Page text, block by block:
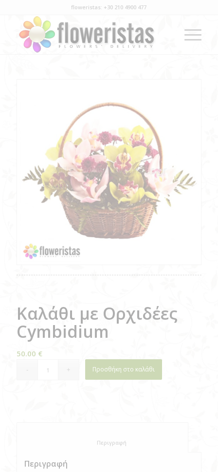
floweristas: +30 210 4900 477
Καλάθι με Ορχιδέες
Cymbidium
50.00 €
Προσθήκη στο καλάθι
Περιγραφή